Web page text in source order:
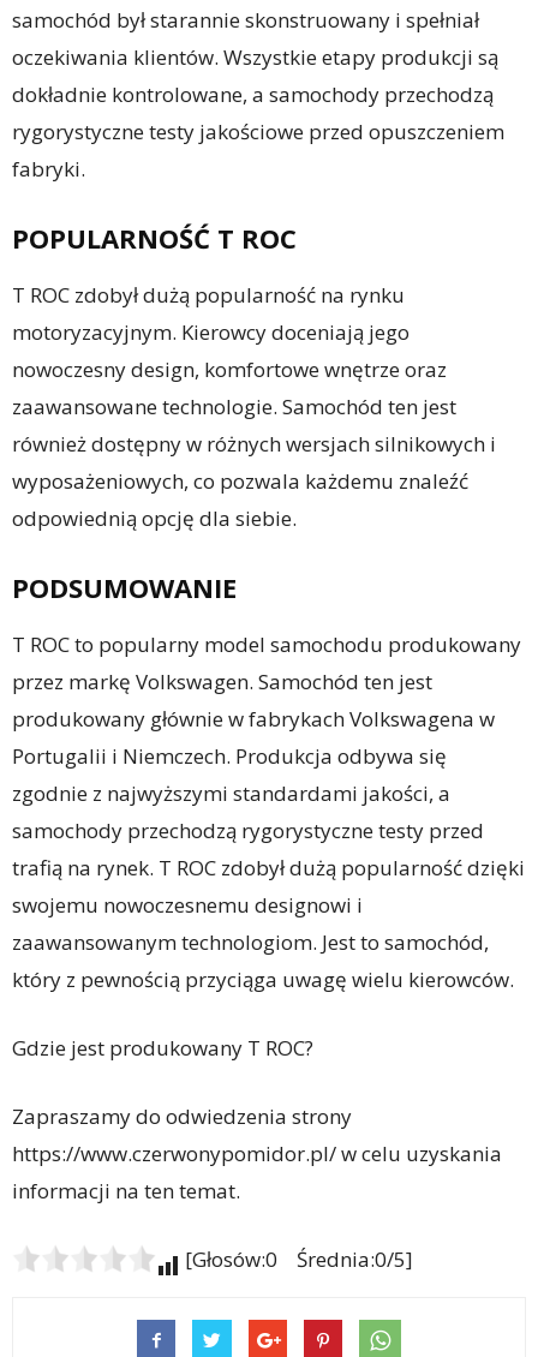
samochód był starannie skonstruowany i spełniał
oczekiwania klientów. Wszystkie etapy produkcji są
dokładnie kontrolowane, a samochody przechodzą
rygorystyczne testy jakościowe przed opuszczeniem
fabryki.
POPULARNOŚĆ T ROC
T ROC zdobył dużą popularność na rynku
motoryzacyjnym. Kierowcy doceniają jego
nowoczesny design, komfortowe wnętrze oraz
zaawansowane technologie. Samochód ten jest
również dostępny w różnych wersjach silnikowych i
wyposażeniowych, co pozwala każdemu znaleźć
odpowiednią opcję dla siebie.
PODSUMOWANIE
T ROC to popularny model samochodu produkowany
przez markę Volkswagen. Samochód ten jest
produkowany głównie w fabrykach Volkswagena w
Portugalii i Niemczech. Produkcja odbywa się
zgodnie z najwyższymi standardami jakości, a
samochody przechodzą rygorystyczne testy przed
trafią na rynek. T ROC zdobył dużą popularność dzięki
swojemu nowoczesnemu designowi i
zaawansowanym technologiom. Jest to samochód,
który z pewnością przyciąga uwagę wielu kierowców.
Gdzie jest produkowany T ROC?
Zapraszamy do odwiedzenia strony
https://www.czerwonypomidor.pl/ w celu uzyskania
informacji na ten temat.
[Głosów:0 Średnia:0/5]